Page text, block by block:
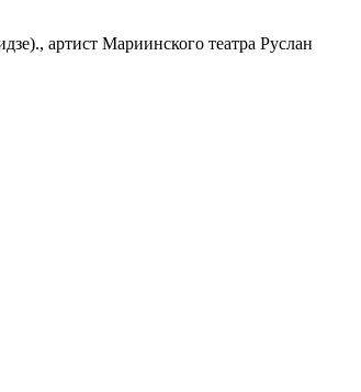
артист Мариинского театра Руслан